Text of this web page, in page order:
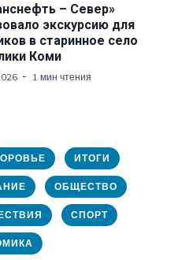
– Север»
экскурсию для
в старинное село
Коми
1 мин чтения
ИТОГИ
ОБЩЕСТВО
СПОРТ